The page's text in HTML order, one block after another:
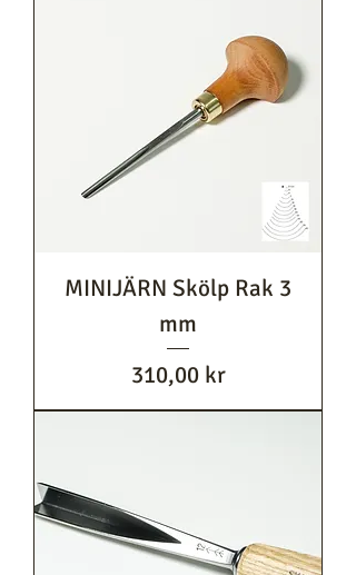
MINIJÄRN Skölp Rak 3
mm
Pris
310,00 kr